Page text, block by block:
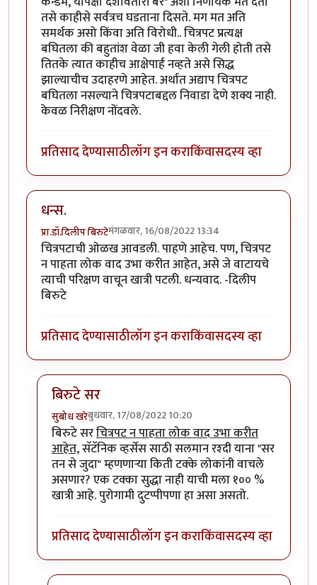
तसे काहीसे सर्वत्रच घडताना दिसते. मग मत अति
समर्थक असो किंवा अति विरोधी.. चित्रपट प्रत्यक्ष
बघितला की बहुतांश वेळा जी हवा केली गेली होती तसे
तितके त्यात काहीच आक्षेपार्ह नव्हते असे सिद्ध
झाल्याचीच उदाहरणे आहेत. अर्थात अद्याप चित्रपट
बघितला नसल्याने चित्रपटाबद्दल निवाडा देणे शक्य नाही.
केवळ निरीक्षण नोंदवले.
प्रतिसाद देण्यासाठीलॉग इन कराकिंवासदस्य व्हा
धन्स.
प्रा.डॉ.दिलीप बिरुटेमंगळवार, 16/08/2022 13:34
चित्रपटाची ओळख आवडली. पाहणे आहेच. पण, चित्रपट
न पाहता लोक वाद उभा करीत आहेत, असे जे वाटायचे
त्याची परिक्षण वाचून खात्री पटली. धन्यवाद. -दिलीप
बिरुटे
प्रतिसाद देण्यासाठीलॉग इन कराकिंवासदस्य व्हा
बिरुटे सर
सुबोध खरेबुधवार, 17/08/2022 10:20
In reply toधन्स.byप्रा.डॉ.दिलीप बिरुटे
बिरुटे सरचित्रपट न पाहता लोक वाद उभा करीत
आहेत,सॅटॅनिक व्हर्सेस साठी सलमान रश्दी याना "सर
तन से जुदा" म्हणणाऱ्या किती टक्के लोकांनी वाचले
असणार? एक टक्का सुद्धा नाही याची मला १०० %
खात्री आहे. पुरोगामी दुटप्पीपणा हा असा असतो.
प्रतिसाद देण्यासाठीलॉग इन कराकिंवासदस्य व्हा